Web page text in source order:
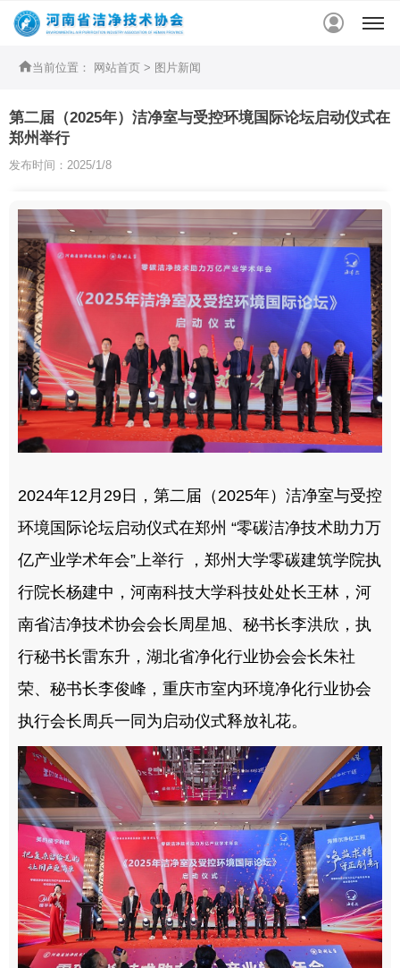

当前位置： 网站首页 > 图片新闻
第二届（2025年）洁净室与受控环境国际论坛启动仪式在
郑州举行
发布时间：2025/1/8
2024年12月29日，第二届（2025年）洁净室与受控
环境国际论坛启动仪式在郑州 “零碳洁净技术助力万
亿产业学术年会”上举行 ，郑州大学零碳建筑学院执
行院长杨建中，河南科技大学科技处处长王林，河
南省洁净技术协会会长周星旭、秘书长李洪欣，执
行秘书长雷东升，湖北省净化行业协会会长朱社
荣、秘书长李俊峰，重庆市室内环境净化行业协会
执行会长周兵一同为启动仪式释放礼花。